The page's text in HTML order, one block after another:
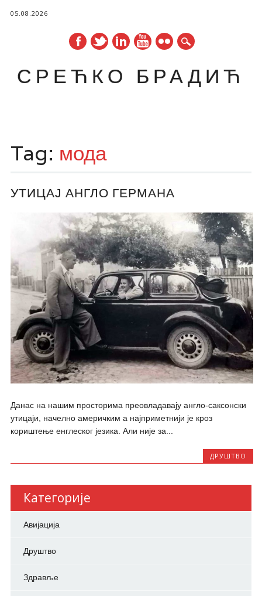
05.08.2026
СРЕЋКО БРАДИЋ
content
Tag: мода
УТИЦАЈ АНГЛО ГЕРМАНА
Данас на нашим просторима преовладавају англо-саксонски
утицаји, начелно америчким а најприметнији је кроз
кориштење енглеског језика. Али није за...
ДРУШТВО
Категорије
Авијација
Друштво
Здравље